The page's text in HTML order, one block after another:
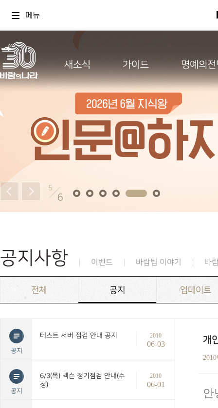
메뉴
새소식 가이드 명예의
5
6
공지사항 이벤트 바람팀 이야기 바
전체 공지 업데이트
공지
테스트 서버 점검 안내 공지 2010
06-03
공지
6/3(목) 넥슨 정기점검 안내(수
정)
2010
06-01
개
안